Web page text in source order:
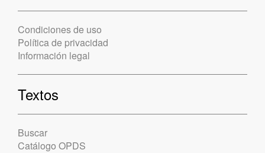
Condiciones de uso
Política de privacidad
Información legal
Textos
Buscar
Catálogo OPDS